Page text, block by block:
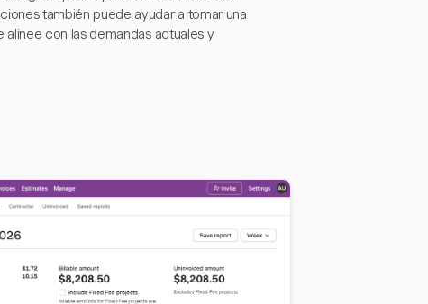
también puede ayudar a tomar una
con las demandas actuales y